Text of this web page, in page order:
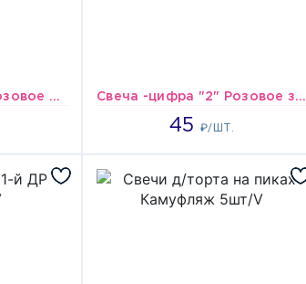
Свеча -цифра "0" Розовое золото 4,5см/V Свеча -цифра "2" Розовое золото 4,5см/V
45 ₽/ШТ.
45